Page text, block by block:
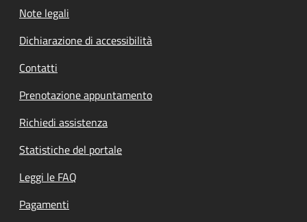
Note legali
Dichiarazione di accessibilità
Contatti
Prenotazione appuntamento
Richiedi assistenza
Statistiche del portale
Leggi le FAQ
Pagamenti